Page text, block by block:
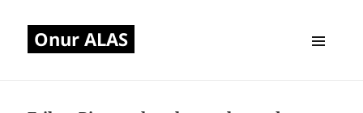
Onur ALAS